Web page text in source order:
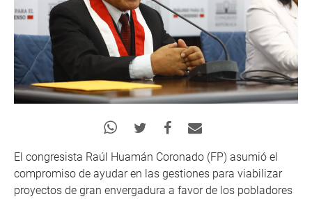
El congresista Raúl Huamán Coronado (FP) asumió el
compromiso de ayudar en las gestiones para viabilizar
proyectos de gran envergadura a favor de los pobladores